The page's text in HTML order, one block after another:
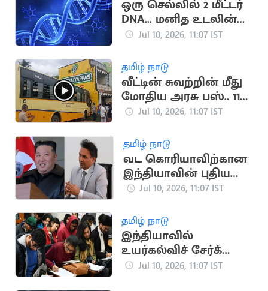
ஒரு செல்லில் 2 மீட்டர்
DNA... மனித உடலின்
வியக்க வைக்கும்
Jul 10, 2026, 11:07 IST
தமிழ் நாடு
வீட்டின் சுவற்றின் மீது
மோதிய அரசு பஸ்.. 11
பேர் காயம்
Jul 10, 2026, 11:07 IST
தமிழ் நாடு
வட கொரியாவிற்கான
இந்தியாவின் புதிய
தூதராக சஞ்சீவ்
Jul 10, 2026, 11:07 IST
தமிழ் நாடு
இந்தியாவில்
உயர்கல்விச் சேர்க்கை
சாதனை அளவாக 4.5
Jul 10, 2026, 11:07 IST